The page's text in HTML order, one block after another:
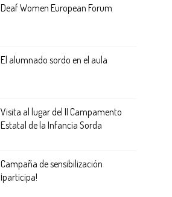
Deaf Women European Forum
El alumnado sordo en el aula
Visita al lugar del II Campamento
Estatal de la Infancia Sorda
Campaña de sensibilización
¡participa!